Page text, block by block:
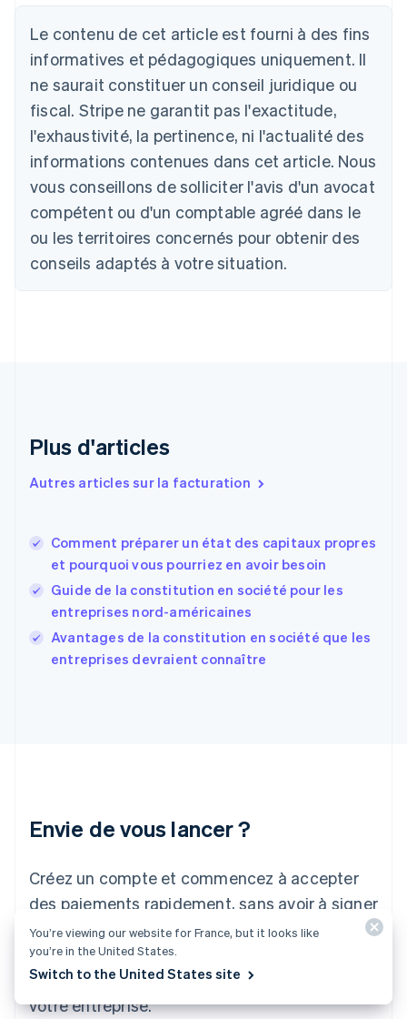
Le contenu de cet article est fourni à des fins
informatives et pédagogiques uniquement. Il
ne saurait constituer un conseil juridique ou
fiscal. Stripe ne garantit pas l'exactitude,
l'exhaustivité, la pertinence, ni l'actualité des
informations contenues dans cet article. Nous
vous conseillons de solliciter l'avis d'un avocat
compétent ou d'un comptable agréé dans le
ou les territoires concernés pour obtenir des
conseils adaptés à votre situation.
Plus d'articles
Autres articles sur la facturation
Comment préparer un état des capitaux propres
et pourquoi vous pourriez en avoir besoin
Guide de la constitution en société pour les
entreprises nord-américaines
Avantages de la constitution en société que les
entreprises devraient connaître
Envie de vous lancer ?
Créez un compte et commencez à accepter
des paiements rapidement, sans avoir à signer
de contrat ni à fournir vos coordonnées
bancaires. N'hésitez pas à nous contacter
pour discuter de solutions personnalisées pour
votre entreprise.
DeutschEnglish
Australie
English
Autriche
DeutschEnglish
NederlandsFrançaisDeutschEnglish
Brésil
Português
Bulgarie
English
Canada
Chine continentale
简体中文English
Español English
English
Finlande
EnglishSvenska
FrançaisEnglish
Gibraltar
English
Grèce
English
Japon
Lettonie
English
Liechtenstein
DeutschEnglish
Lituanie
English
FrançaisDeutschEnglish
You’re viewing our website for France, but it looks like
you’re in the United States.
Switch to the United States site